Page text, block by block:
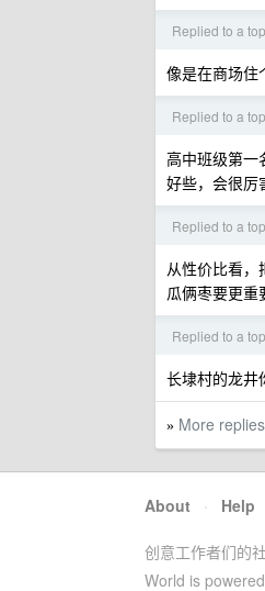
Replied to a
像是在商场住
Replied to a
高中班级第一
好些，会很厉
Replied to a
从性价比看，
瓜俩枣要更重
Replied to a
长埭村的龙井
» More
About · Help
创意工作者们的
World is